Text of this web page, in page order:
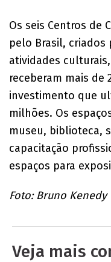
Os seis Centros de
pelo Brasil, criados
atividades
receberam mais de
investimento que
milhões. Os
museu, biblioteca,
capacitação
espaços para
Foto: Bruno Kenedy
Veja mais